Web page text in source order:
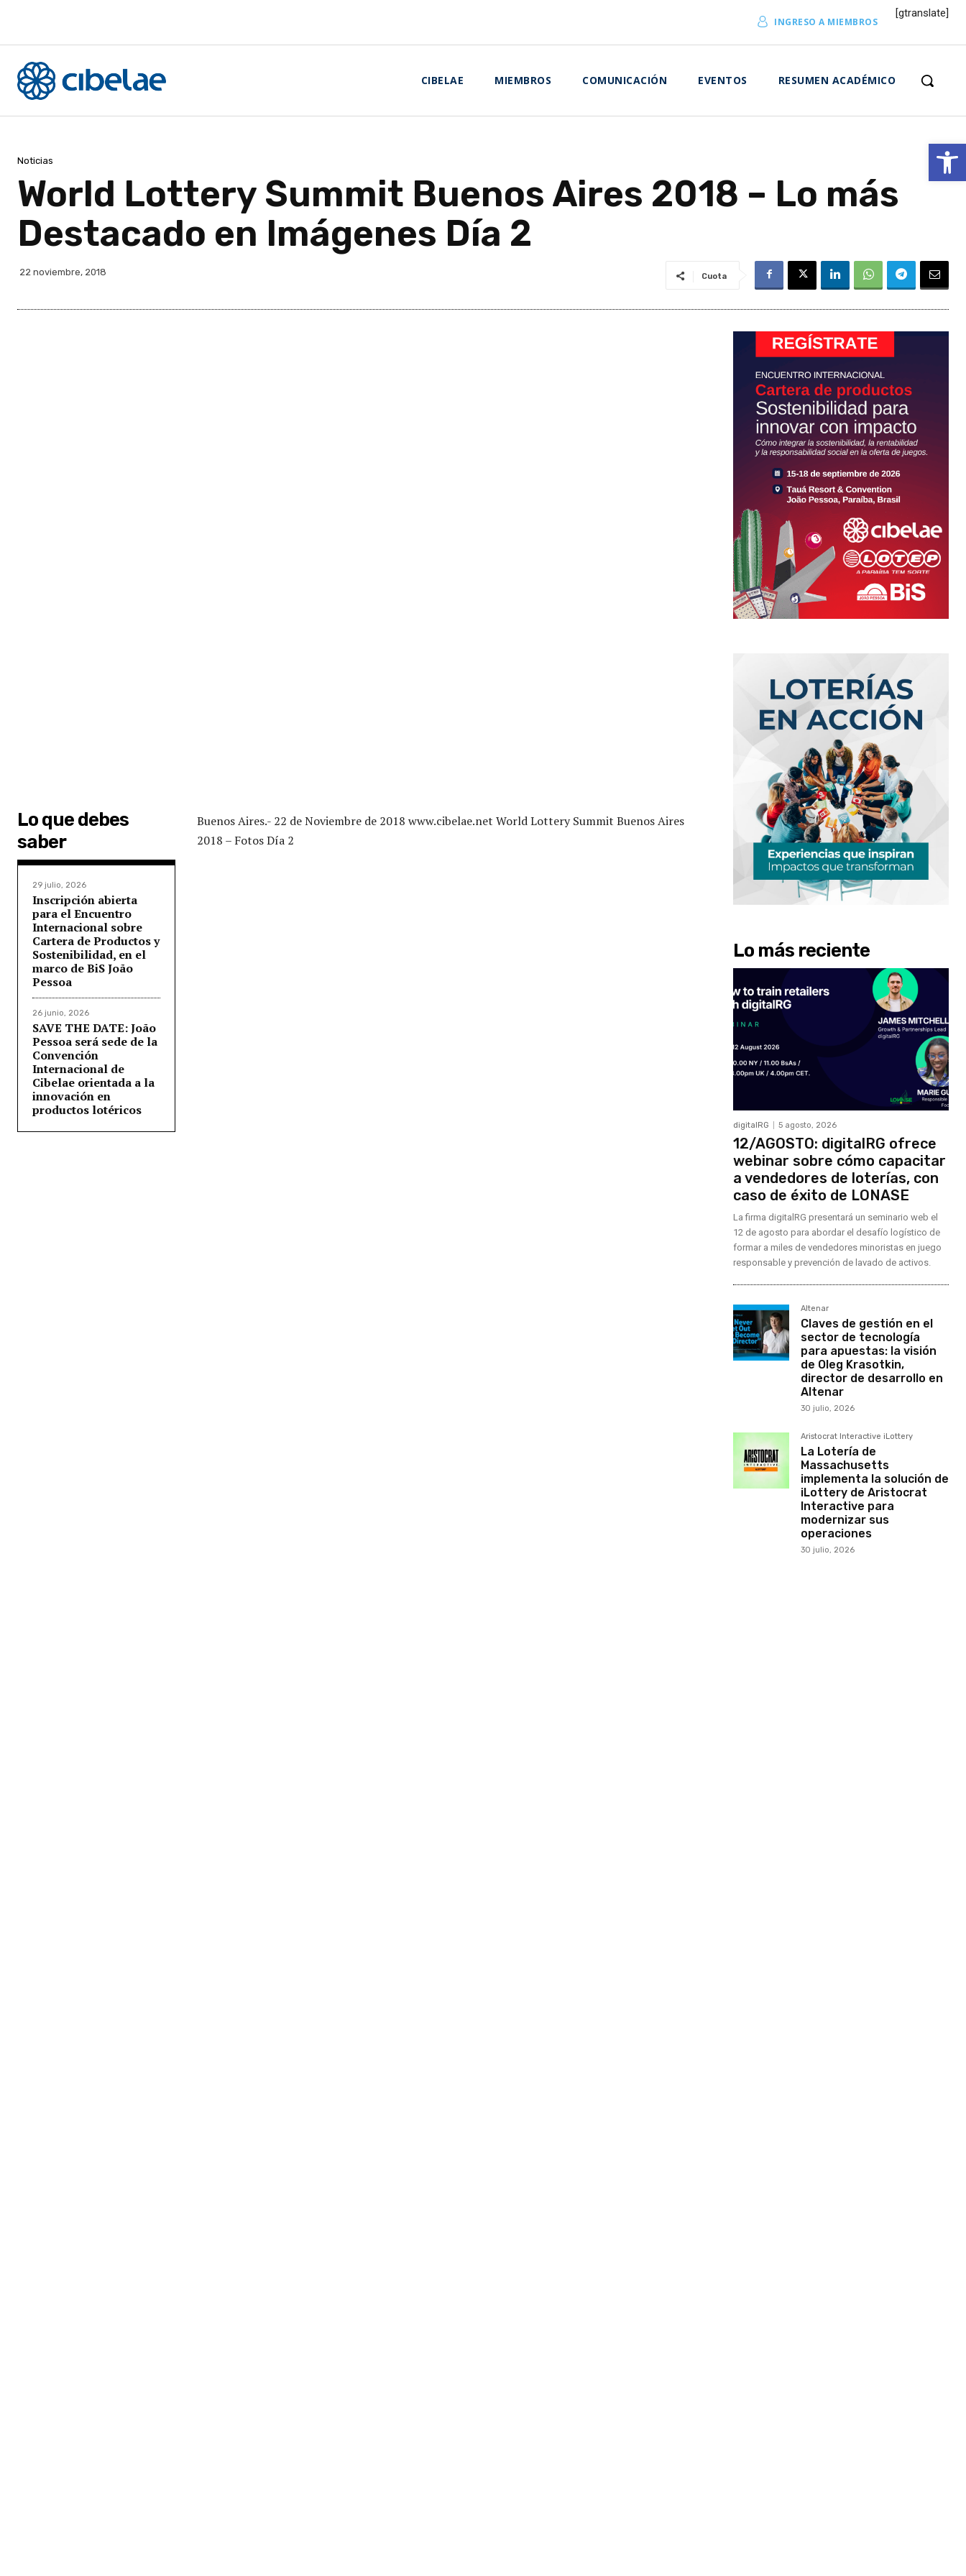
Abrir
INGRESO A MIEMBROS
[gtranslate]
CIBELAE MIEMBROS COMUNICACIÓN EVENTOS RESUMEN ACADÉMICO
Noticias
World Lottery Summit Buenos Aires 2018 – Lo más
Destacado en Imágenes Día 2
22 noviembre, 2018 Cuota
Lo que debes
saber
29 julio, 2026
Inscripción abierta
para el Encuentro
Internacional sobre
Cartera de Productos y
Sostenibilidad, en el
marco de BiS João
Pessoa
26 junio, 2026
SAVE THE DATE: João
Pessoa será sede de la
Convención
Internacional de
Cibelae orientada a la
innovación en
productos lotéricos
Buenos Aires.- 22 de Noviembre de 2018 www.cibelae.net World Lottery Summit Buenos Aires
2018 – Fotos Día 2
Lo más reciente
digitalRG 5 agosto, 2026
12/AGOSTO: digitalRG ofrece
webinar sobre cómo capacitar
a vendedores de loterías, con
caso de éxito de LONASE
La firma digitalRG presentará un seminario web el
12 de agosto para abordar el desafío logístico de
formar a miles de vendedores minoristas en juego
responsable y prevención de lavado de activos.
Altenar
Claves de gestión en el
sector de tecnología
para apuestas: la visión
de Oleg Krasotkin,
director de desarrollo en
Altenar
30 julio, 2026
Aristocrat Interactive iLottery
La Lotería de
Massachusetts
implementa la solución de
iLottery de Aristocrat
Interactive para
modernizar sus
operaciones
30 julio, 2026